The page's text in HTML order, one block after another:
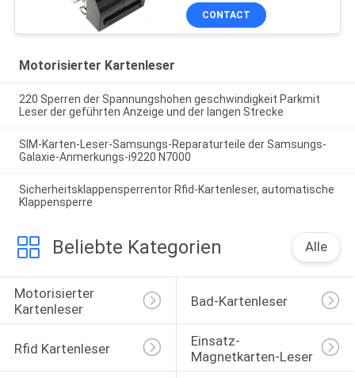
CONTACT
Motorisierter Kartenleser
220 Sperren der Spannungshohen geschwindigkeit Parkmit
Leser der geführten Anzeige und der langen Strecke
SIM-Karten-Leser-Samsungs-Reparaturteile der Samsungs-
Galaxie-Anmerkungs-i9220 N7000
Sicherheitsklappensperrentor Rfid-Kartenleser, automatische
Klappensperre
Beliebte Kategorien Alle
Motorisierter
Kartenleser
Bad-Kartenleser
Rfid Kartenleser
Einsatz-
Magnetkarten-Leser